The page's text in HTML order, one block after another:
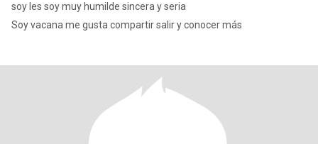
soy les soy muy humilde sincera y seria
Soy vacana me gusta compartir salir y conocer más